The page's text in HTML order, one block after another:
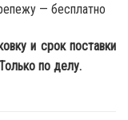
— бесплатно
и срок поставки
по делу.